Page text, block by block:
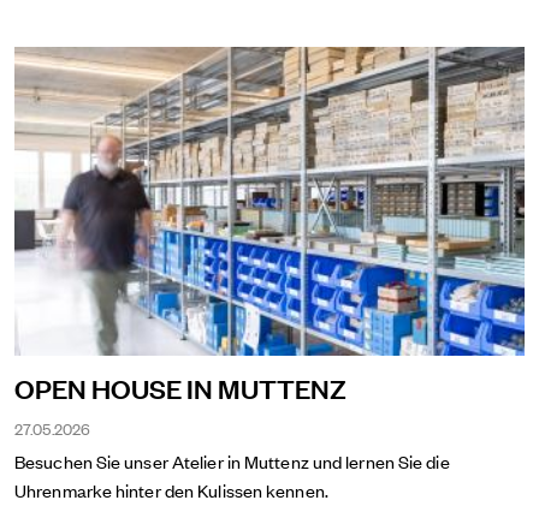
OPEN HOUSE IN MUTTENZ
27.05.2026
Besuchen Sie unser Atelier in Muttenz und lernen Sie die
Uhrenmarke hinter den Kulissen kennen.